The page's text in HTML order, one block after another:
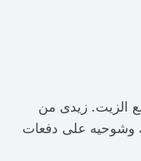
الزيت. زيدى من
وشوحيه على دفعات